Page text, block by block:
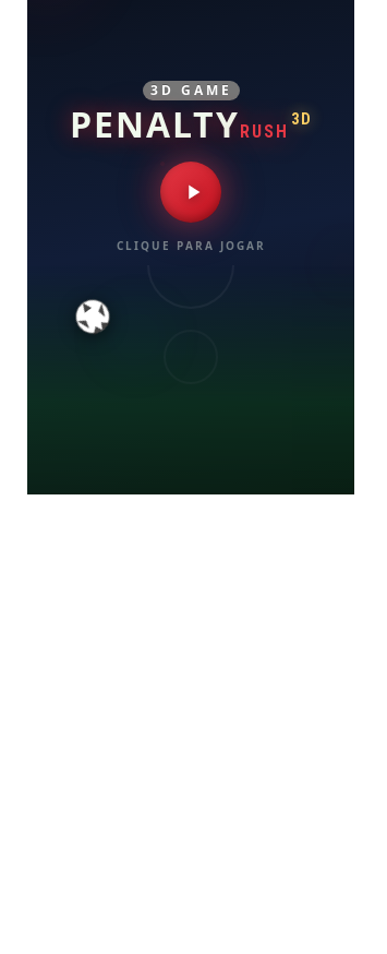
3D GAME
PENALTYRUSH
3D
CLIQUE PARA JOGAR